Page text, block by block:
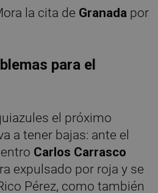
la cita de Granada por
para el
el próximo
a tener bajas: ante el
Carlos Carrasco
expulsado por roja y se
Pérez, como también